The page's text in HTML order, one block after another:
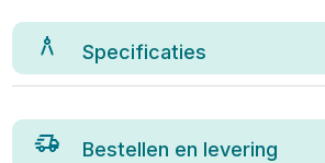
Specificaties
Bestellen en levering